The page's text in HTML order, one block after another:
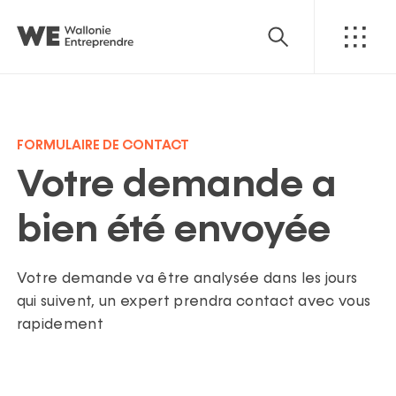
Entreprenantes
sociale & coopérative
de santé
énergétique & circulaire
Capital
propos
stratégie
Rechercher
Mot-
Suggestions
ACCOMPAGNEMENT FINANCEMENT GARANTIE
FORMULAIRE DE CONTACT
Votre demande a
bien été envoyée
Votre demande va être analysée dans les jours
qui suivent, un expert prendra contact avec vous
rapidement